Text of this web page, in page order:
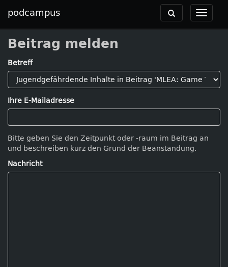
podcampus
Toggle
Toggle
navigation
Beitrag melden
Betreff
Ihre E-Mailadresse
Bitte geben Sie den Zeitpunkt oder -raum im Beitrag an
und beschreiben kurz den Grund der Beanstandung.
Nachricht